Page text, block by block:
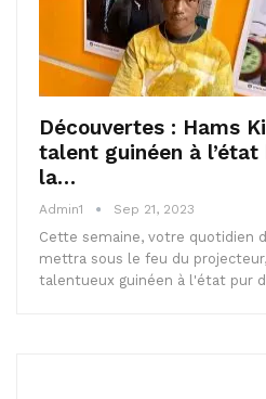
Découvertes : Hams
talent guinéen à
la…
Admin1 Sep 21, 2023
Cette semaine, votre quotidien
mettra sous le feu du
talentueux guinéen à l'état pur